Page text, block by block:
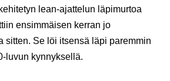
lean-ajattelun läpimurtoa
ensimmäisen kerran jo
sitten. Se löi itsensä läpi paremmin
luvun kynnyksellä.